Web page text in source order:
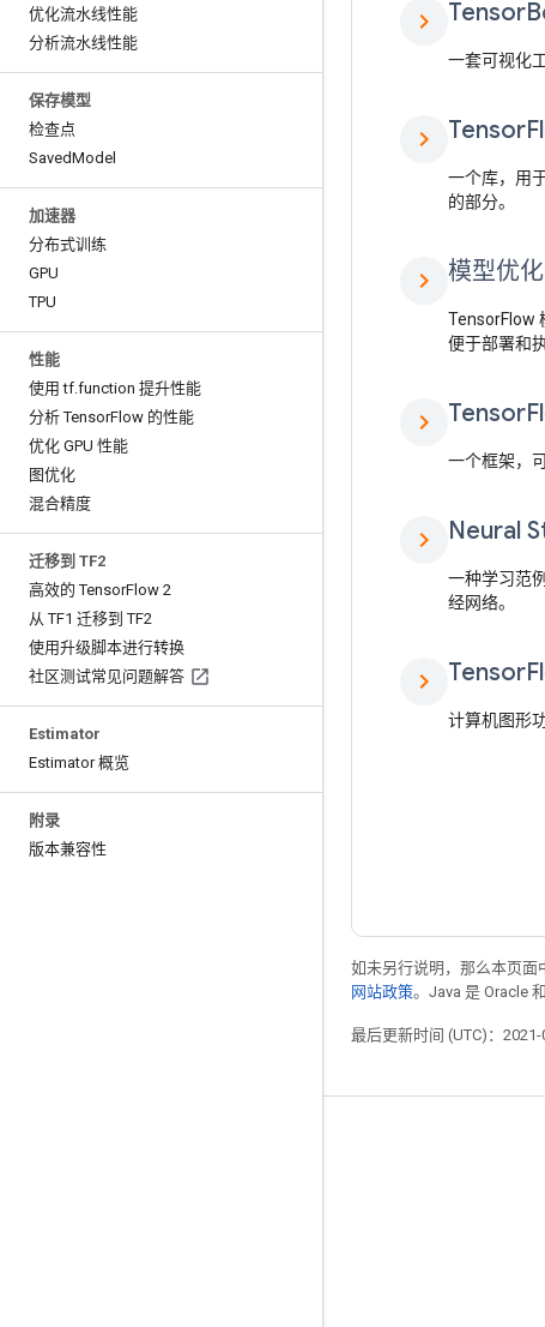
优化流水线性能
分析流水线性能
保存模型
检查点
SavedModel
加速器
分布式训练
GPU
TPU
性能
使用 tf.function 提升性能
分析 TensorFlow 的性能
优化 GPU 性能
图优化
混合精度
迁移到 TF2
高效的 TensorFlow 2
从 TF1 迁移到 TF2
使用升级脚本进行转换
社区测试常见问题解答
Estimator
Estimator 概览
附录
版本兼容性
chevron_right Tensor
一套可视化
chevron_right Tensor
一个库，用
的部分。
chevron_right 模型优化
TensorFlow
便于部署和
chevron_right Tensor
一个框架，
chevron_right Neural
一种学习范
经网络。
chevron_right Tensor
计算机图形
如未另行说明，那么本页面
网站政策。Java 是 Oracle
最后更新时间 (UTC)：2021-